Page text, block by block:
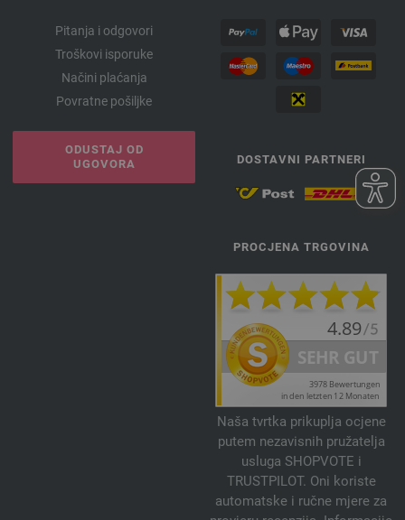
Pitanja i odgovori
Troškovi isporuke
Načini plaćanja
Povratne pošiljke
ODUSTAJ OD
UGOVORA
DOSTAVNI PARTNERI
PROCJENA TRGOVINA
Naša tvrtka prikuplja ocjene
putem nezavisnih pružatelja
usluga SHOPVOTE i
TRUSTPILOT. Oni koriste
automatske i ručne mjere za